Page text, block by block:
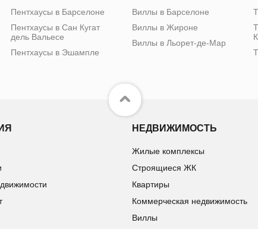
Пентхаусы в Барселоне
Пентхаусы в Сан Кугат
дель Вальесе
Пентхаусы в Эшампле
Виллы в Барселоне
Виллы в Жироне
Виллы в Льорет-де-Мар
НЕДВИЖИМОСТЬ
Жилые комплексы
Строящиеся ЖК
Квартиры
Коммерческая недвижимость
Виллы